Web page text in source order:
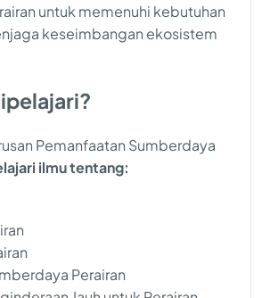
untuk memenuhi kebutuhan
keseimbangan ekosistem
Pemanfaatan Sumberdaya
ilmu tentang:
Perairan